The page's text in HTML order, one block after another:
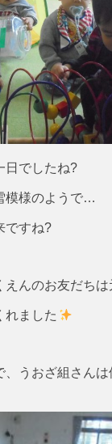
日でしたね?
模様のようで…
ですね?
えんのお友だち
れました
、うおざ組さん